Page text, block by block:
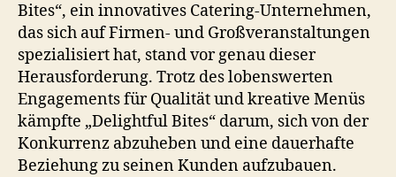
Bites“, ein innovatives Catering-Unternehmen,
das sich auf Firmen- und Großveranstaltungen
spezialisiert hat, stand vor genau dieser
Herausforderung. Trotz des lobenswerten
Engagements für Qualität und kreative Menüs
kämpfte „Delightful Bites“ darum, sich von der
Konkurrenz abzuheben und eine dauerhafte
Beziehung zu seinen Kunden aufzubauen.